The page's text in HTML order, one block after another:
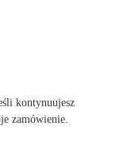
kontynuujesz
zamówienie.